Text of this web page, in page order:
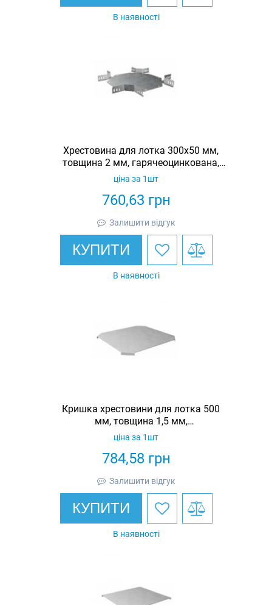
В наявності
Хрестовина для лотка 300х50 мм,
товщина 2 мм, гарячеоцинкована,
Eurotray
760,63 грн
ціна за 1шт
Залишити відгук
КУПИТИ
В наявності
Кришка хрестовини для лотка 500
мм, товщина 1,5 мм,
гарячеоцинкована, Eurotray
784,58грн
ціна за 1шт
Залишити відгук
КУПИТИ
В наявності